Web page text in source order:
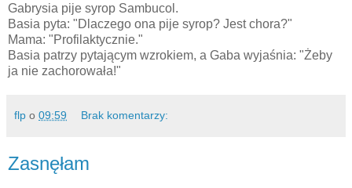
Gabrysia pije syrop Sambucol.
Basia pyta: "Dlaczego ona pije syrop? Jest chora?"
Mama: "Profilaktycznie."
Basia patrzy pytającym wzrokiem, a Gaba wyjaśnia: "Żeby
ja nie zachorowała!"
flp o 09:59 Brak komentarzy:
Zasnęłam